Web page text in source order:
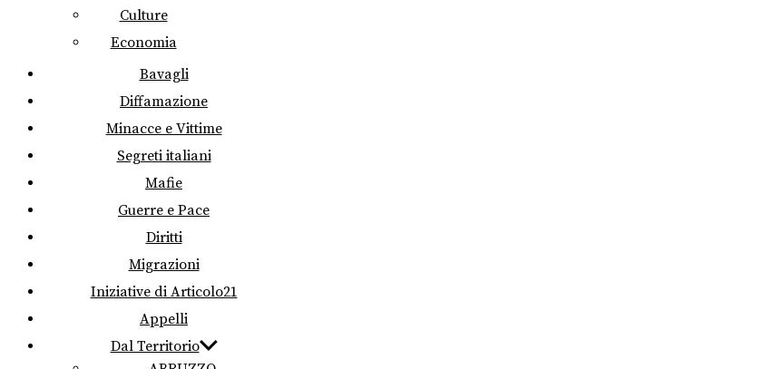
Culture
Economia
Bavagli
Diffamazione
Minacce e Vittime
Segreti italiani
Mafie
Guerre e Pace
Diritti
Migrazioni
Iniziative di Articolo21
Appelli
Dal Territorio